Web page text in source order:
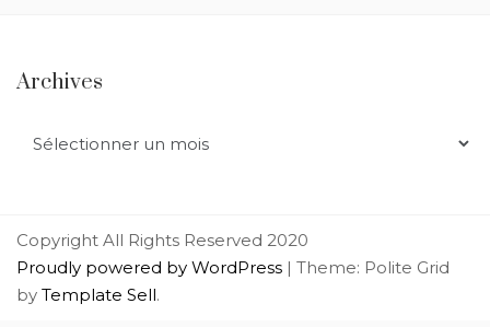
Archives
Copyright All Rights Reserved 2020
Proudly powered by WordPress | Theme: Polite Grid
by Template Sell.